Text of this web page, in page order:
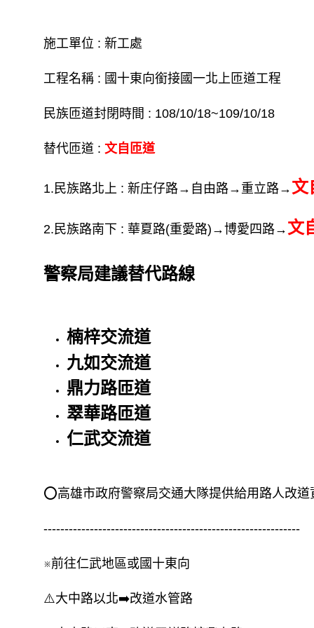
施工單位 : 新工處
工程名稱 : 國十東向銜接國一北上匝道工程
民族匝道封閉時間 : 108/10/18~109/10/18
替代匝道 : 文自匝道
1.民族路北上 : 新庄仔路→自由路→重立路→ 文
2.民族路南下 : 華夏路(重愛路)→博愛四路→ 文
警察局建議替代路線
楠梓交流道
九如交流道
鼎力路匝道
翠華路匝道
仁武交流道
⭕️高雄市政府警察局交通大隊提供給用路人改道
-------------------------------------------------------------
※前往仁武地區或國十東向
⚠️大中路以北➡️改道水管路